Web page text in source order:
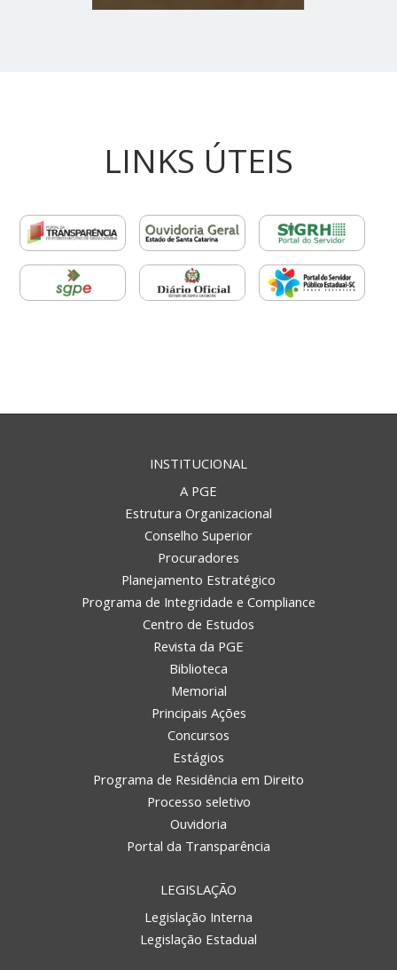
LINKS ÚTEIS
INSTITUCIONAL
A PGE
Estrutura Organizacional
Conselho Superior
Procuradores
Planejamento Estratégico
Programa de Integridade e Compliance
Centro de Estudos
Revista da PGE
Biblioteca
Memorial
Principais Ações
Concursos
Estágios
Programa de Residência em Direito
Processo seletivo
Ouvidoria
Portal da Transparência
LEGISLAÇÃO
Legislação Interna
Legislação Estadual